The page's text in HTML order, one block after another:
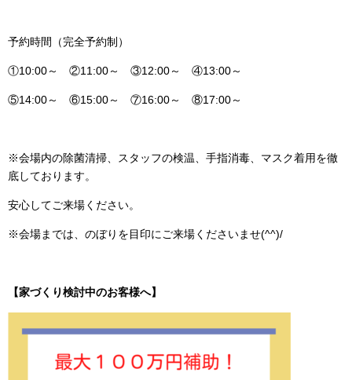
予約時間（完全予約制）
①10:00～ ②11:00～ ③12:00～ ④13:00～
⑤14:00～ ⑥15:00～ ⑦16:00～ ⑧17:00～
※会場内の除菌清掃、スタッフの検温、手指消毒、マスク着用を徹
底しております。
安心してご来場ください。
※会場までは、のぼりを目印にご来場くださいませ(^^)/
【家づくり検討中のお客様へ】